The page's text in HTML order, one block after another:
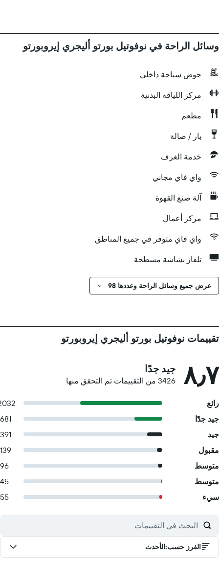
وسائل الراحة في نوفوتيل بورتو أليجري إيروبورتو
حوض سباحة داخلي
مركز اللياقة البدنية
مطعم
بار / صالة
خدمة الغرف
واي فاي مجاني
آلة صنع القهوة
مركز أعمال
واي فاي متوفر في جميع المناطق
تلفاز بشاشة مسطحة
عرض جميع وسائل الراحة وعددها 98
تقييمات نوفوتيل بورتو أليجري إيروبورتو
٨٫٧ جيد جدًا
3426 من التقييمات تم التحقق منها
رائع
جيد جدًا
681
جيد
391
مقبول
139
متوسط
96
متوسط
45
سيء
55
الفرز حسب:الأحدث